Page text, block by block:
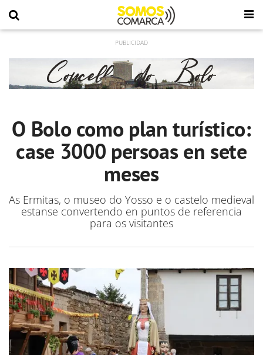
O Bolo como plan turístico:
case 3000 persoas en sete
meses
As Ermitas, o museo do Yosso e o castelo medieval
estanse convertendo en puntos de referencia
para os visitantes